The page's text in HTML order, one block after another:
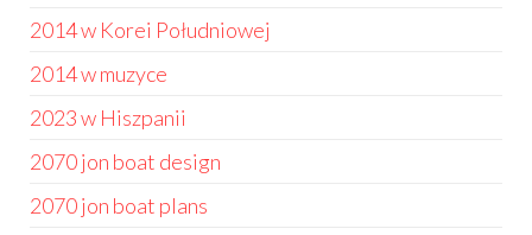
2014 w Korei Południowej
2014 w muzyce
2023 w Hiszpanii
2070 jon boat design
2070 jon boat plans